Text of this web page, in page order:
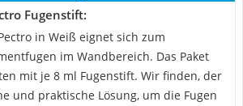
Fugenstift:
in Weiß eignet sich zum
im Wandbereich. Das Paket
mit je 8 ml Fugenstift. Wir finden, der
und praktische Lösung, um die Fugen